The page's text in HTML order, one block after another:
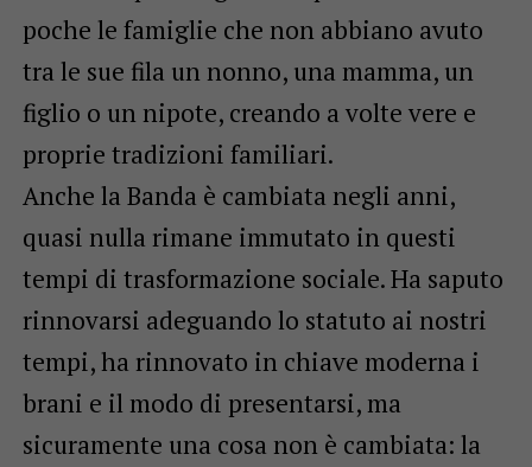
poche le famiglie che non abbiano avuto
tra le sue fila un nonno, una mamma, un
figlio o un nipote, creando a volte vere e
proprie tradizioni familiari.
Anche la Banda è cambiata negli anni,
quasi nulla rimane immutato in questi
tempi di trasformazione sociale. Ha saputo
rinnovarsi adeguando lo statuto ai nostri
tempi, ha rinnovato in chiave moderna i
brani e il modo di presentarsi, ma
sicuramente una cosa non è cambiata: la